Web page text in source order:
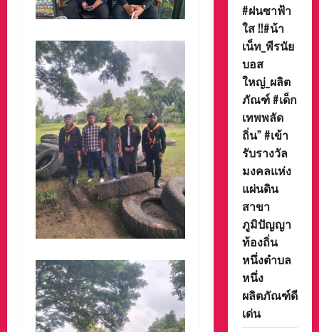
#ฝนซาฟ้า
ใส !!#น้า
เน็ท_พีรนัย
บอส
ใหญ่_ผลิต
ภัณฑ์ #เด็ก
เทพพลัด
ถิ่น” #เข้า
รับรางวัล
มงคลแห่ง
แผ่นดิน
สาขา
ภูมิปัญญา
ท้องถิ่น
หนึ่งตำบล
หนึ่ง
ผลิตภัณฑ์ดี
เด่น